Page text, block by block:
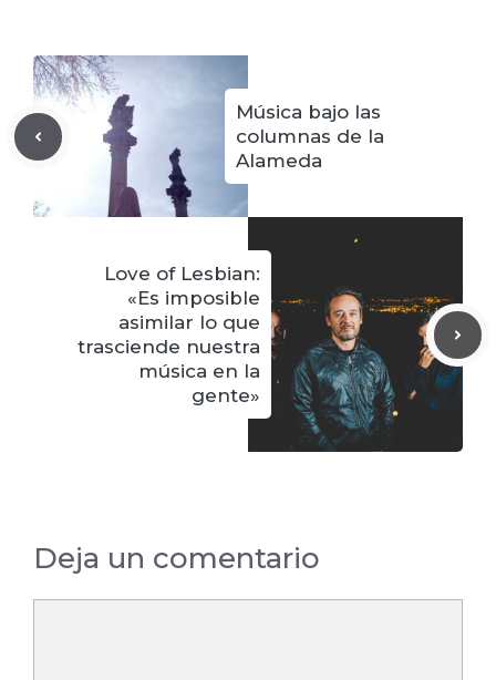
Música bajo las
columnas de la
Alameda
Love of Lesbian:
«Es imposible
asimilar lo que
trasciende nuestra
música en la
gente»
Deja un comentario